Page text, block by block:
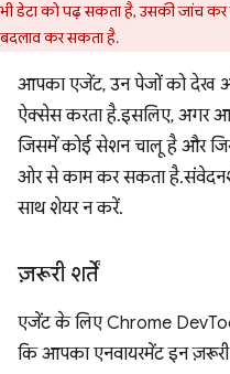
भी डेटा को पढ़ सकता है, उसकी जांच
बदलाव कर सकता है.
आपका एजेंट, उन पेजों को देख
ऐक्सेस करता है. इसलिए, अगर
जिसमें कोई सेशन चालू है और
ओर से काम कर सकता है.
साथ शेयर न करें.
ज़रूरी शर्तें
एजेंट के लिए Chrome
कि आपका एनवायरमेंट इन ज़रूरी